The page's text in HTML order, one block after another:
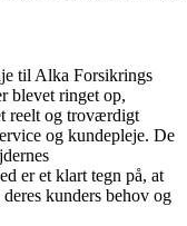
til Alka Forsikrings
blevet ringet op,
reelt og troværdigt
og kundepleje. De
er et klart tegn på, at
kunders behov og